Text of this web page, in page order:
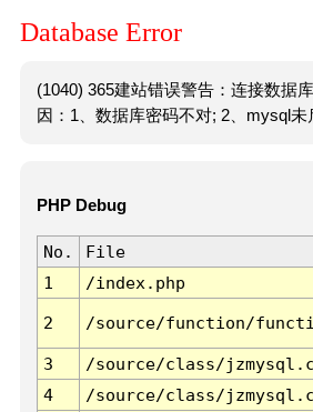
Database Error
(1040) 365建站错误警告：连接数据
因：1、数据库密码不对; 2、mysql未
PHP Debug
No. File
1
/index.php
2 /source/function/
3 /source/class/
4
/source/class/